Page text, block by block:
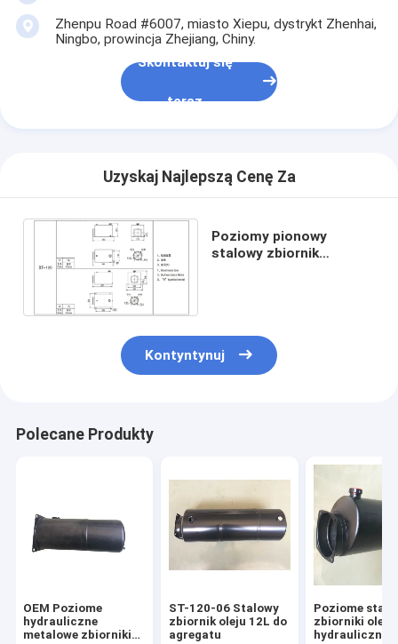
Zhenpu Road #6007, miasto Xiepu, dystrykt Zhenhai,
Ningbo, prowincja Zhejiang, Chiny.
Skontaktuj się
teraz
Uzyskaj Najlepszą Cenę Za
Poziomy pionowy
stalowy zbiornik
Kontyntynuj
Polecane Produkty
OEM Poziome
hydrauliczne
metalowe zbiorniki
ST-120-06 Stalowy
zbiornik oleju 12L do
agregatu
Poziome
zbiorniki oleju